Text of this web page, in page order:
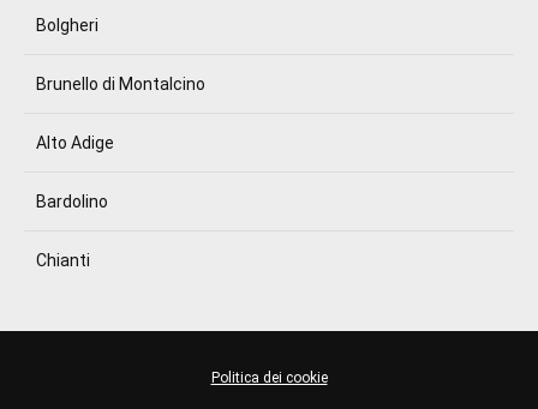
Bolgheri
Brunello di Montalcino
Alto Adige
Bardolino
Chianti
Politica dei cookie